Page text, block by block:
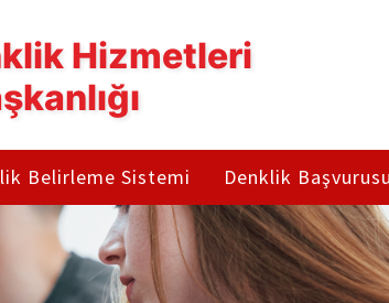
Hizmetleri
Denklik Başvurusu
Belirleme Sistemi